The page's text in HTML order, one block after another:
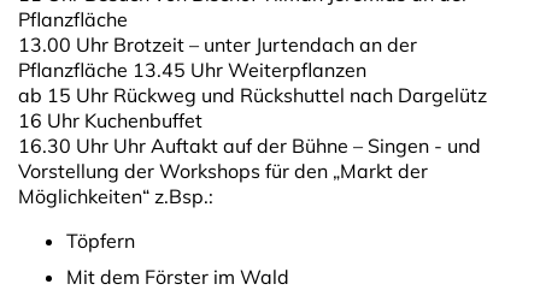
Pflanzfläche
13.00 Uhr Brotzeit – unter Jurtendach an der
Pflanzfläche 13.45 Uhr Weiterpflanzen
ab 15 Uhr Rückweg und Rückshuttel nach Dargelütz
16 Uhr Kuchenbuffet
16.30 Uhr Uhr Auftakt auf der Bühne – Singen - und
Vorstellung der Workshops für den „Markt der
Möglichkeiten“ z.Bsp.:
Töpfern
Mit dem Förster im Wald